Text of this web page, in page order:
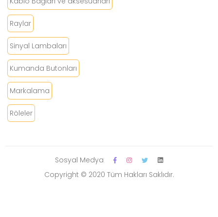
Raylar
Sinyal Lambaları
Kumanda Butonları
Markalama
Röleler
Copyright © 2020 Tüm Hakları Saklıdır.
Sosyal Medya